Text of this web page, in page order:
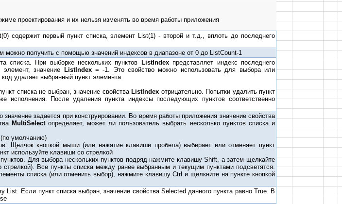
проектирования и их нельзя изменять во время работы приложения
содержит первый пункт списка, элемент List(1) - второй и т.д., вплоть до последнего
можно получить с помощью значений индексов в диапазоне от 0 до ListCount-1
списка. При выборке нескольких пунктов ListIndexпредставляет индекс последнего
значение
ListIndex= -1. Это свойство можно использовать для выбора или
удаляет выбранный пункт элемента
списка не выбран, значение свойства ListIndex отрицательно. Попытки удалить пункт
исполнения. После удаления пункта индексы последующих пунктов соответственно
задается при конструировании. Во время работы приложения значение свойства
MultiSelectопределяет, может ли пользователь выбрать несколько пунктов списка и
умолчанию)
Щелчок кнопкой мыши (или нажатие клавиши пробела) выбирает или отменяет пункт
используйте клавиши со стрелкой
Для выбора нескольких пунктов подряд нажмите клавишу Shift, а затем щелкайте
Все пункты списка между ранее выбранным и текущим пунктами подсветятся.
списка (или отменить выбор), нажмите клавишу Ctrl и щелкните на пункте кнопкой
List. Если пункт списка выбран, значение свойства Selected данного пункта равно True. В